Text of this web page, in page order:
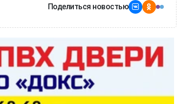
Поделиться новостью